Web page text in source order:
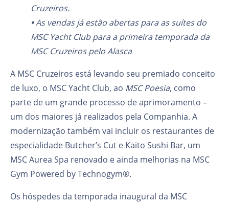
Cruzeiros.
•As vendas já estão abertas para as suítes do
MSC Yacht Club para a primeira temporada da
MSC Cruzeiros pelo Alasca
A MSC Cruzeiros está levando seu premiado conceito
de luxo, o MSC Yacht Club, ao MSC Poesia, como
parte de um grande processo de aprimoramento –
um dos maiores já realizados pela Companhia. A
modernização também vai incluir os restaurantes de
especialidade Butcher’s Cut e Kaito Sushi Bar, um
MSC Aurea Spa renovado e ainda melhorias na MSC
Gym Powered by Technogym®.
Os hóspedes da temporada inaugural da MSC